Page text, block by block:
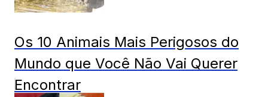
Os 10 Animais Mais Perigosos do
Mundo que Você Não Vai Querer
Encontrar